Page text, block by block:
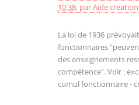
10:38, parAide
La loi de 1936
fonctionnaires
des enseignements
compétence". Voir :
cumul fonctionnaire -